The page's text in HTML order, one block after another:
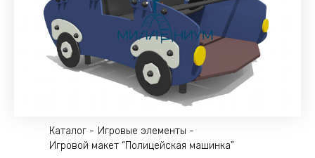
Каталог
Игровые элементы
Игровой макет “Полицейская машинка”